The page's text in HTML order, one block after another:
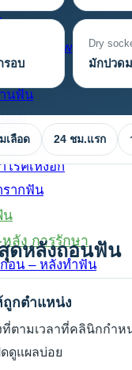
อม
นปูน Airflow
ฟัน
นฟัน
คุด
สีฟัน Zoom
โรคเหงือก
รากฟัน
น
ลัง การรักษา
อน – หลังทำฟัน
แลรากฟันเทียม
แล All-on-4
รอบ
Dry
มักปวด
เลือด 24 ชม.แรก
ดหลังถอนฟัน
กตำแหน่ง
ตามเวลาที่คลินิกกำห
ดูแผลบ่อย